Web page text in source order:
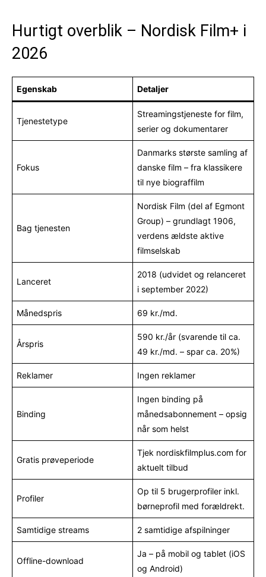
Hurtigt overblik – Nordisk Film+ i
2026
Egenskab Detaljer
Tjenestetype
Streamingstjeneste for film,
serier og dokumentarer
Fokus
Danmarks største samling af
danske film – fra klassikere
til nye biograffilm
Bag tjenesten
Nordisk Film (del af Egmont
Group) – grundlagt 1906,
verdens ældste aktive
filmselskab
Lanceret
2018 (udvidet og relanceret
i september 2022)
Månedspris 69 kr./md.
Årspris
590 kr./år (svarende til ca.
49 kr./md. – spar ca. 20%)
Reklamer Ingen reklamer
Binding
Ingen binding på
månedsabonnement – opsig
når som helst
Gratis prøveperiode
Tjek nordiskfilmplus.com for
aktuelt tilbud
Profiler
Op til 5 brugerprofiler inkl.
børneprofil med forældrekt.
Samtidige streams 2 samtidige afspilninger
Offline-download
Ja – på mobil og tablet (iOS
og Android)